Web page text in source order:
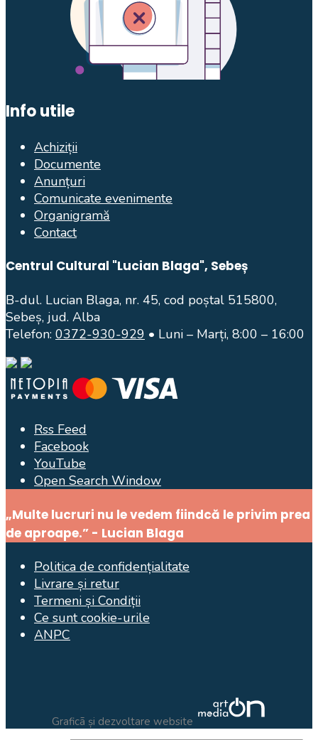
Info utile
Achiziții
Documente
Anunțuri
Comunicate evenimente
Organigramă
Contact
Centrul Cultural "Lucian Blaga", Sebeș
B-dul. Lucian Blaga, nr. 45, cod poștal 515800,
Sebeș, jud. Alba
Telefon: 0372-930-929 • Luni – Marți, 8:00 – 16:00
Rss Feed
Facebook
YouTube
Open Search Window
„Multe lucruri nu le vedem fiindcă le privim prea
de aproape.” - Lucian Blaga
Politica de confidențialitate
Livrare și retur
Termeni și Condiții
Ce sunt cookie-urile
ANPC
Graficã și dezvoltare website